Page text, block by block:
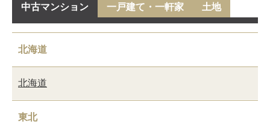
中古マンション 一戸建て・一軒家 土地
北海道
北海道
東北